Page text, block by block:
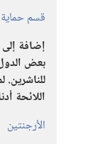
قسم حماية
إضافة
بعض
للناشرين.‏
اللائحة
الأرجنتين